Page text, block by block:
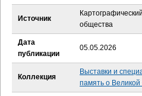
е
с
ь
Источник
общества
Дата
публикации
05.05.2026
Коллекция
Выставки и
память о